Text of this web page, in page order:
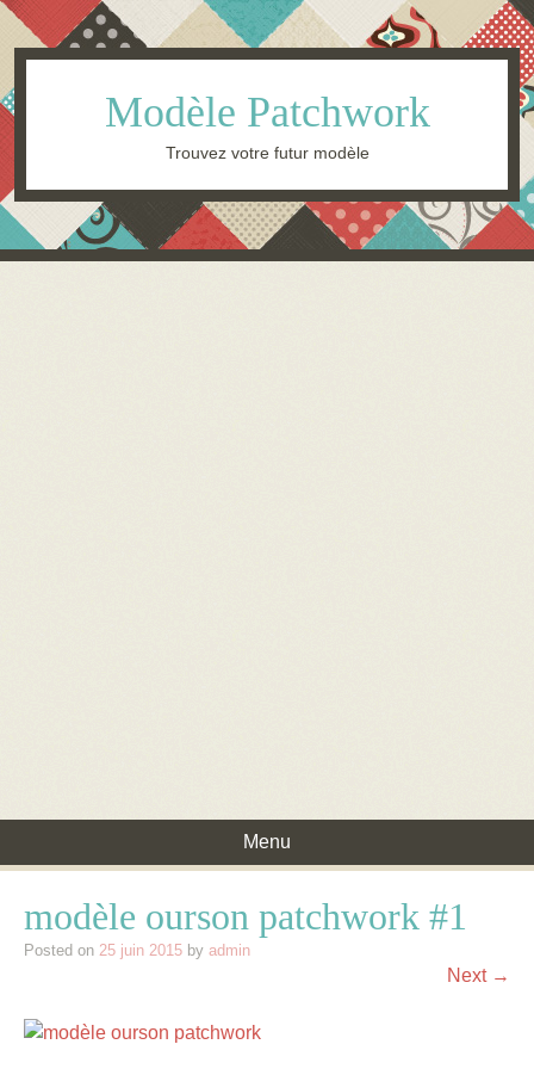
Modèle Patchwork
Trouvez votre futur modèle
Menu
modèle ourson patchwork #1
Posted on 25 juin 2015 by admin
Next →